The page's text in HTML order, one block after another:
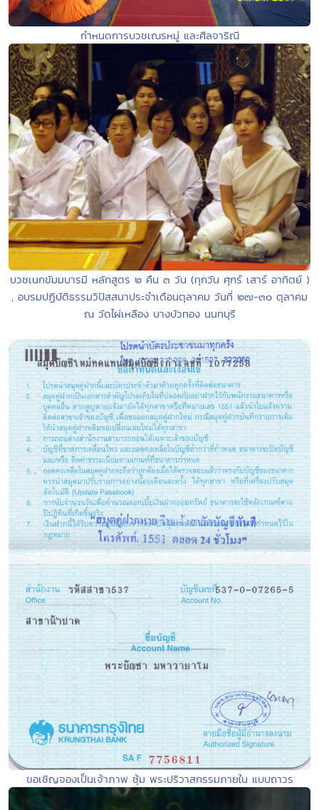
กำหนดการบวชเณรหมู่ และศีลจาริณี
บวชเนกขัมมบารมี หลักสูตร ๒ คืน ๓ วัน (ทุกวัน ศุกร์ เสาร์ อาทิตย์ )
, อบรมปฏิบัติธรรมวิปัสสนาประจำเดือนตุลาคม วันที่ ๒๗-๓๐ ตุลาคม
ณ วัดไผ่เหลือง บางบัวทอง นนทบุรี
ขอเชิญจองเป็นเจ้าภาพ ซุ้ม พระปริวาสกรรมภายใน แบบถาวร